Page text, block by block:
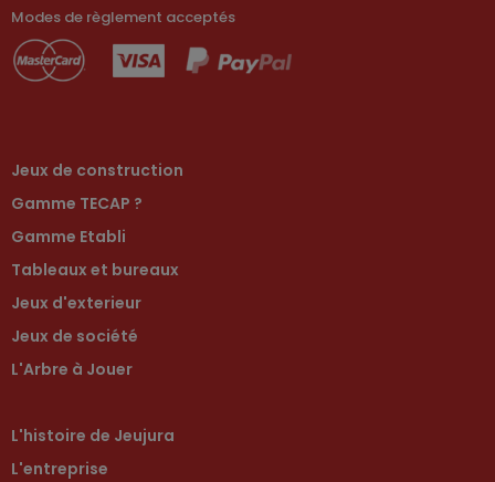
Modes de règlement acceptés
Jeux de construction
Gamme TECAP ?
Gamme Etabli
Tableaux et bureaux
Jeux d'exterieur
Jeux de société
L'Arbre à Jouer
L'histoire de Jeujura
L'entreprise